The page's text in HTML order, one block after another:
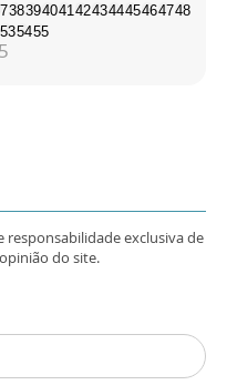
38394041 42434445464748
535455
responsabilidade exclusiva de
do site.